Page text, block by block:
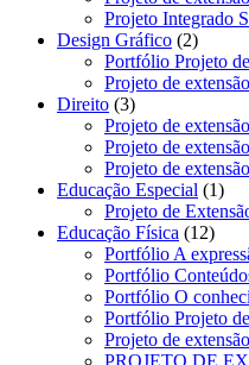
Projeto Integrado
Design Gráfico 22
Portfólio Projeto
Projeto de
Direito 33
produtos
Projeto de
Projeto de
Projeto de
Educação Especial 11
Projeto de
Educação Física 1212
Portfólio A
Portfólio
Portfólio O
Portfólio Projeto
Projeto de